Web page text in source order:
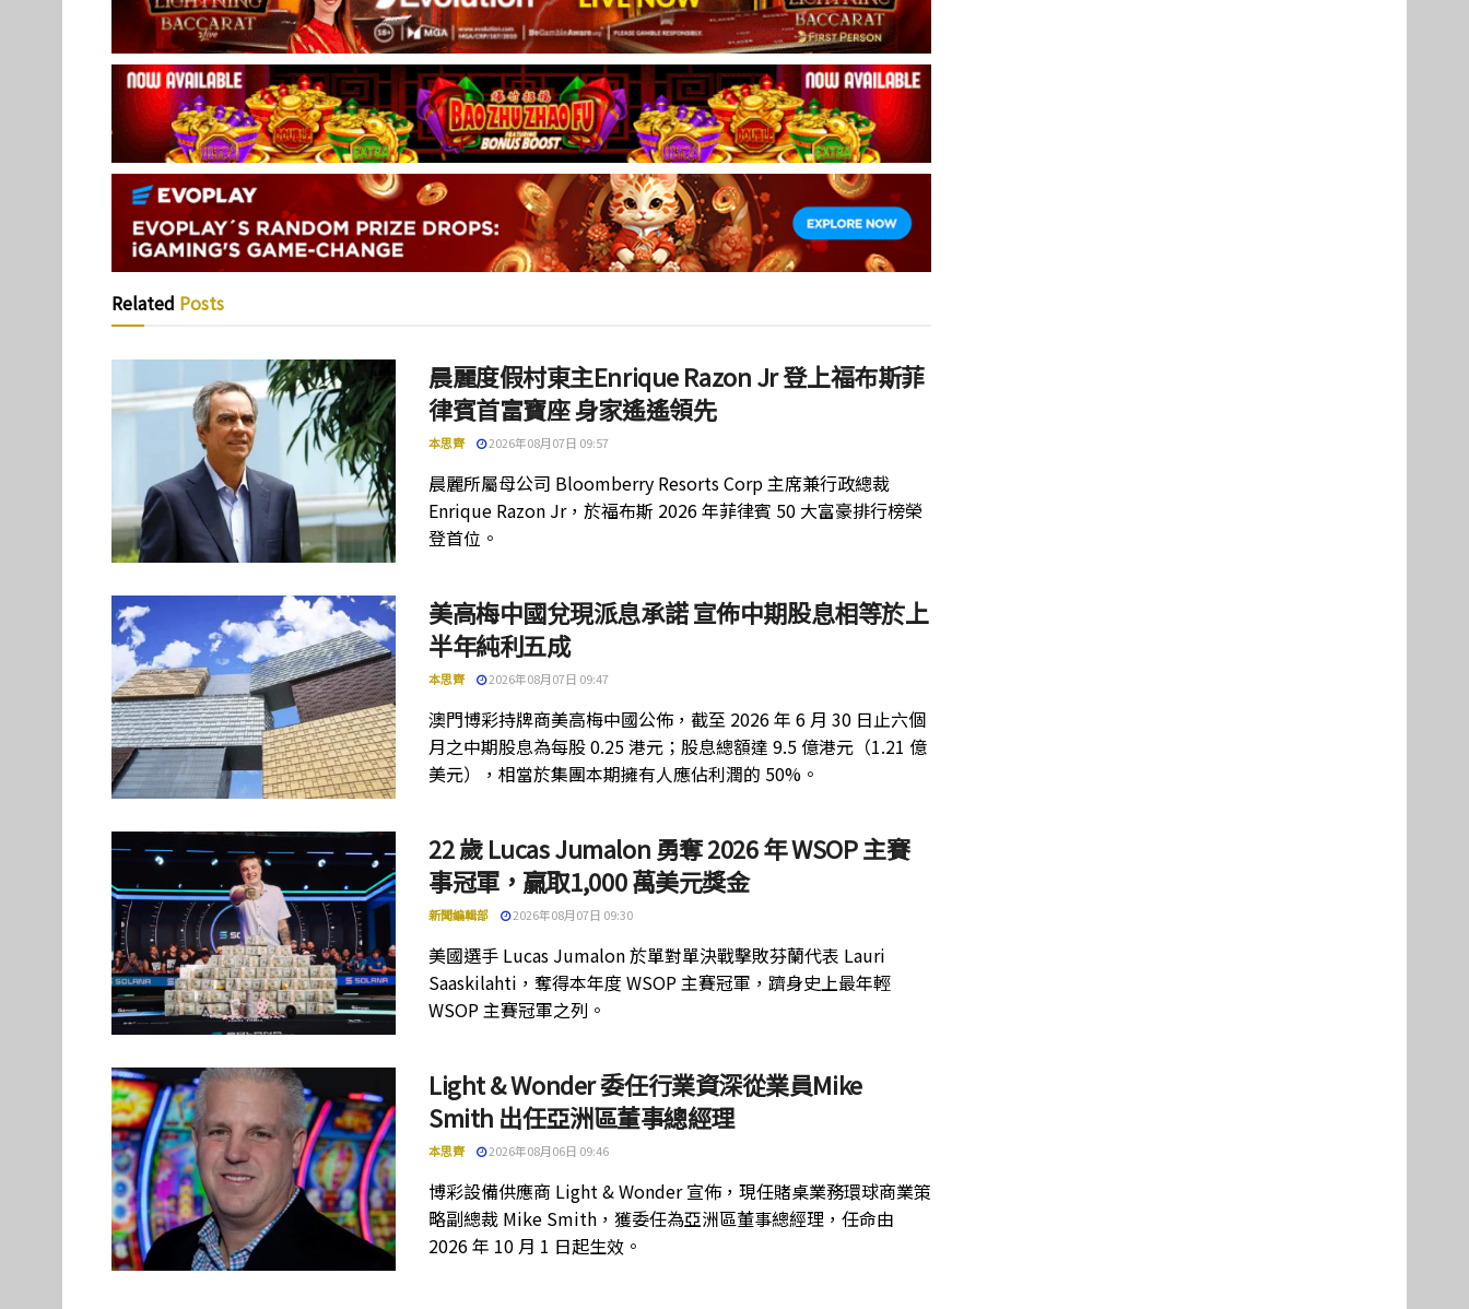
Related Posts
晨麗度假村東主Enrique Razon Jr 登上福布斯菲
律賓首富寶座 身家遙遙領先
本思齊 2026年08月07日 09:57
晨麗所屬母公司 Bloomberry Resorts Corp 主席兼行政總裁
Enrique Razon Jr，於福布斯 2026 年菲律賓 50 大富豪排行榜榮
登首位。
美高梅中國兌現派息承諾 宣佈中期股息相等於上
半年純利五成
本思齊 2026年08月07日 09:47
澳門博彩持牌商美高梅中國公佈，截至 2026 年 6 月 30 日止六個
月之中期股息為每股 0.25 港元；股息總額達 9.5 億港元（1.21 億
美元），相當於集團本期擁有人應佔利潤的 50%。
22 歲 Lucas Jumalon 勇奪 2026 年 WSOP 主賽
事冠軍，贏取1,000 萬美元獎金
新聞編輯部 2026年08月07日 09:30
美國選手 Lucas Jumalon 於單對單決戰擊敗芬蘭代表 Lauri
Saaskilahti，奪得本年度 WSOP 主賽冠軍，躋身史上最年輕
WSOP 主賽冠軍之列。
Light & Wonder 委任行業資深從業員Mike
Smith 出任亞洲區董事總經理
本思齊 2026年08月06日 09:46
博彩設備供應商 Light & Wonder 宣佈，現任賭桌業務環球商業策
略副總裁 Mike Smith，獲委任為亞洲區董事總經理，任命由
2026 年 10 月 1 日起生效。